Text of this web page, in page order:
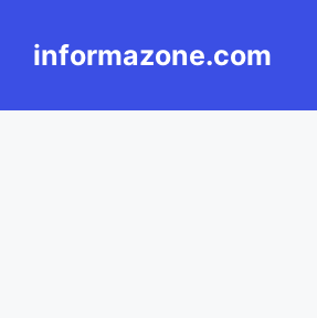
informazone.com